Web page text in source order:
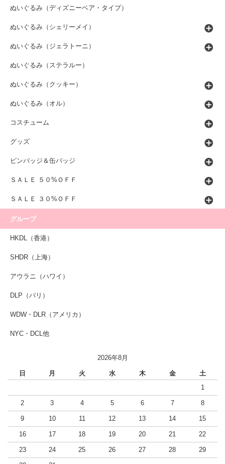
ぬいぐるみ（ディズニーベア・タイプ）
ぬいぐるみ（シェリーメイ）
ぬいぐるみ（ジェラトーニ）
ぬいぐるみ（ステラルー）
ぬいぐるみ（クッキー）
ぬいぐるみ（オル）
コスチューム
グッズ
ピンバッジ＆缶バッジ
ＳＡＬＥ ５０%ＯＦＦ
ＳＡＬＥ ３０%ＯＦＦ
グループ
HKDL（香港）
SHDR（上海）
アウラニ（ハワイ）
DLP（パリ）
WDW・DLR（アメリカ）
NYC・DCL他
2026年8月
日 月 火 水 木 金
土
1
2 3 4 5 6 7 8
9 10 11 12 13 14 15
16 17 18 19 20 21 22
23 24 25 26 27 28 29